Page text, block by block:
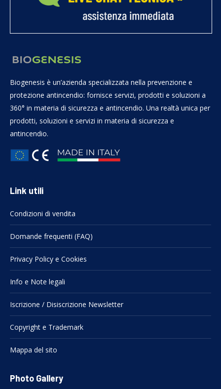
Biogenesis è un’azienda specializzata nella prevenzione e
protezione antincendio: fornisce servizi, prodotti e soluzioni a
360° in materia di sicurezza e antincendio. Una realtà unica per
prodotti, soluzioni e servizi in materia di sicurezza e
antincendio.
Link utili
Condizioni di vendita
Domande frequenti (FAQ)
Privacy Policy e Cookies
Info e Note legali
Iscrizione / Disiscrizione Newsletter
Copyright e Trademark
Mappa del sito
Photo Gallery